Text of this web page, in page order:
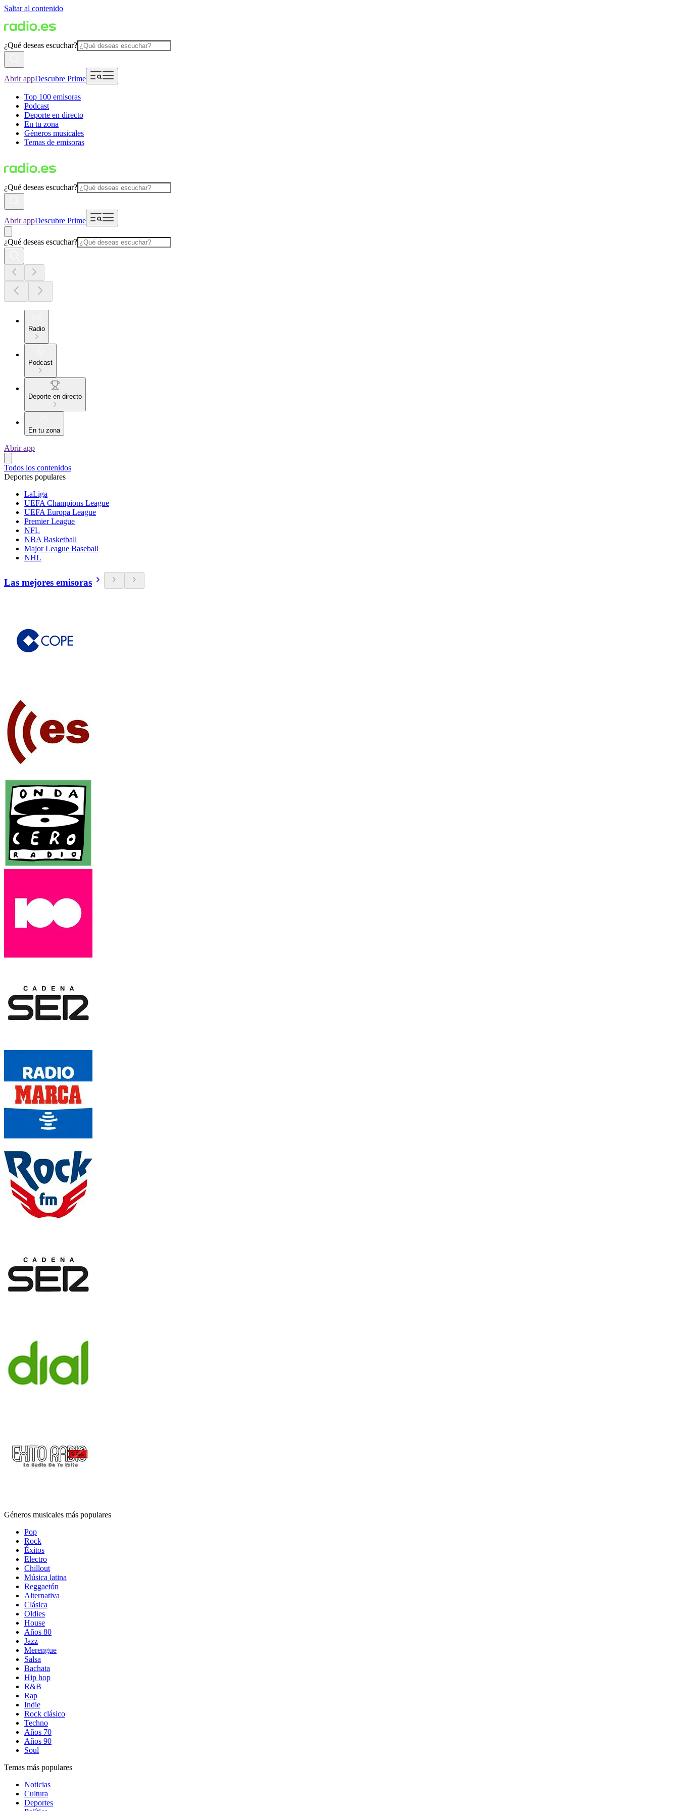
Saltar al contenido
¿Qué deseas escuchar?
Abrir appDescubre Prime
Top 100 emisoras
Podcast
Deporte en directo
En tu zona
Géneros musicales
Temas de emisoras
¿Qué deseas escuchar?
Abrir appDescubre Prime
¿Qué deseas escuchar?
Radio
Podcast
Deporte en directo
En tu zona
Abrir app
Todos los contenidos
Deportes populares
LaLiga
UEFA Champions League
UEFA Europa League
Premier League
NFL
NBA Basketball
Major League Baseball
NHL
Las mejores emisoras
Géneros musicales más populares
Pop
Rock
Éxitos
Electro
Chillout
Música latina
Reggaetón
Alternativa
Clásica
Oldies
House
Años 80
Jazz
Merengue
Salsa
Bachata
Hip hop
R&B
Rap
Indie
Rock clásico
Techno
Años 70
Años 90
Soul
Temas más populares
Noticias
Cultura
Deportes